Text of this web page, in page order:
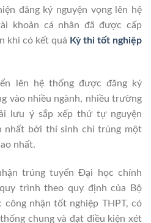
đăng ký nguyện vọng lên hệ
khoản cá nhân đã được cấp
khi có kết quả Kỳ thi tốt nghiệp
lên hệ thống được đăng ký
vào nhiều ngành, nhiều trường
lưu ý sắp xếp thứ tự nguyện
nhất bởi thí sinh chỉ trúng một
nhất.
trúng tuyển Đại học chính
trình theo quy định của Bộ
nhận tốt nghiệp THPT, có
chung và đạt điều kiện xét